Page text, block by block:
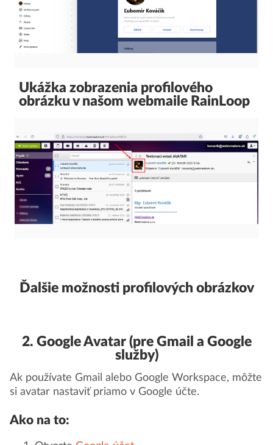
Ukážka zobrazenia profilového
obrázku v našom webmaile RainLoop
Ďalšie možnosti profilových obrázkov
2. Google Avatar (pre Gmail a Google
služby)
Ak používate Gmail alebo Google Workspace, môžte
si avatar nastaviť priamo v Google účte.
Ako na to: